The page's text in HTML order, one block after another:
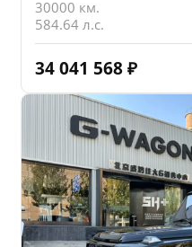
30000 км.
584.64 л.с.
34 041 568 ₽